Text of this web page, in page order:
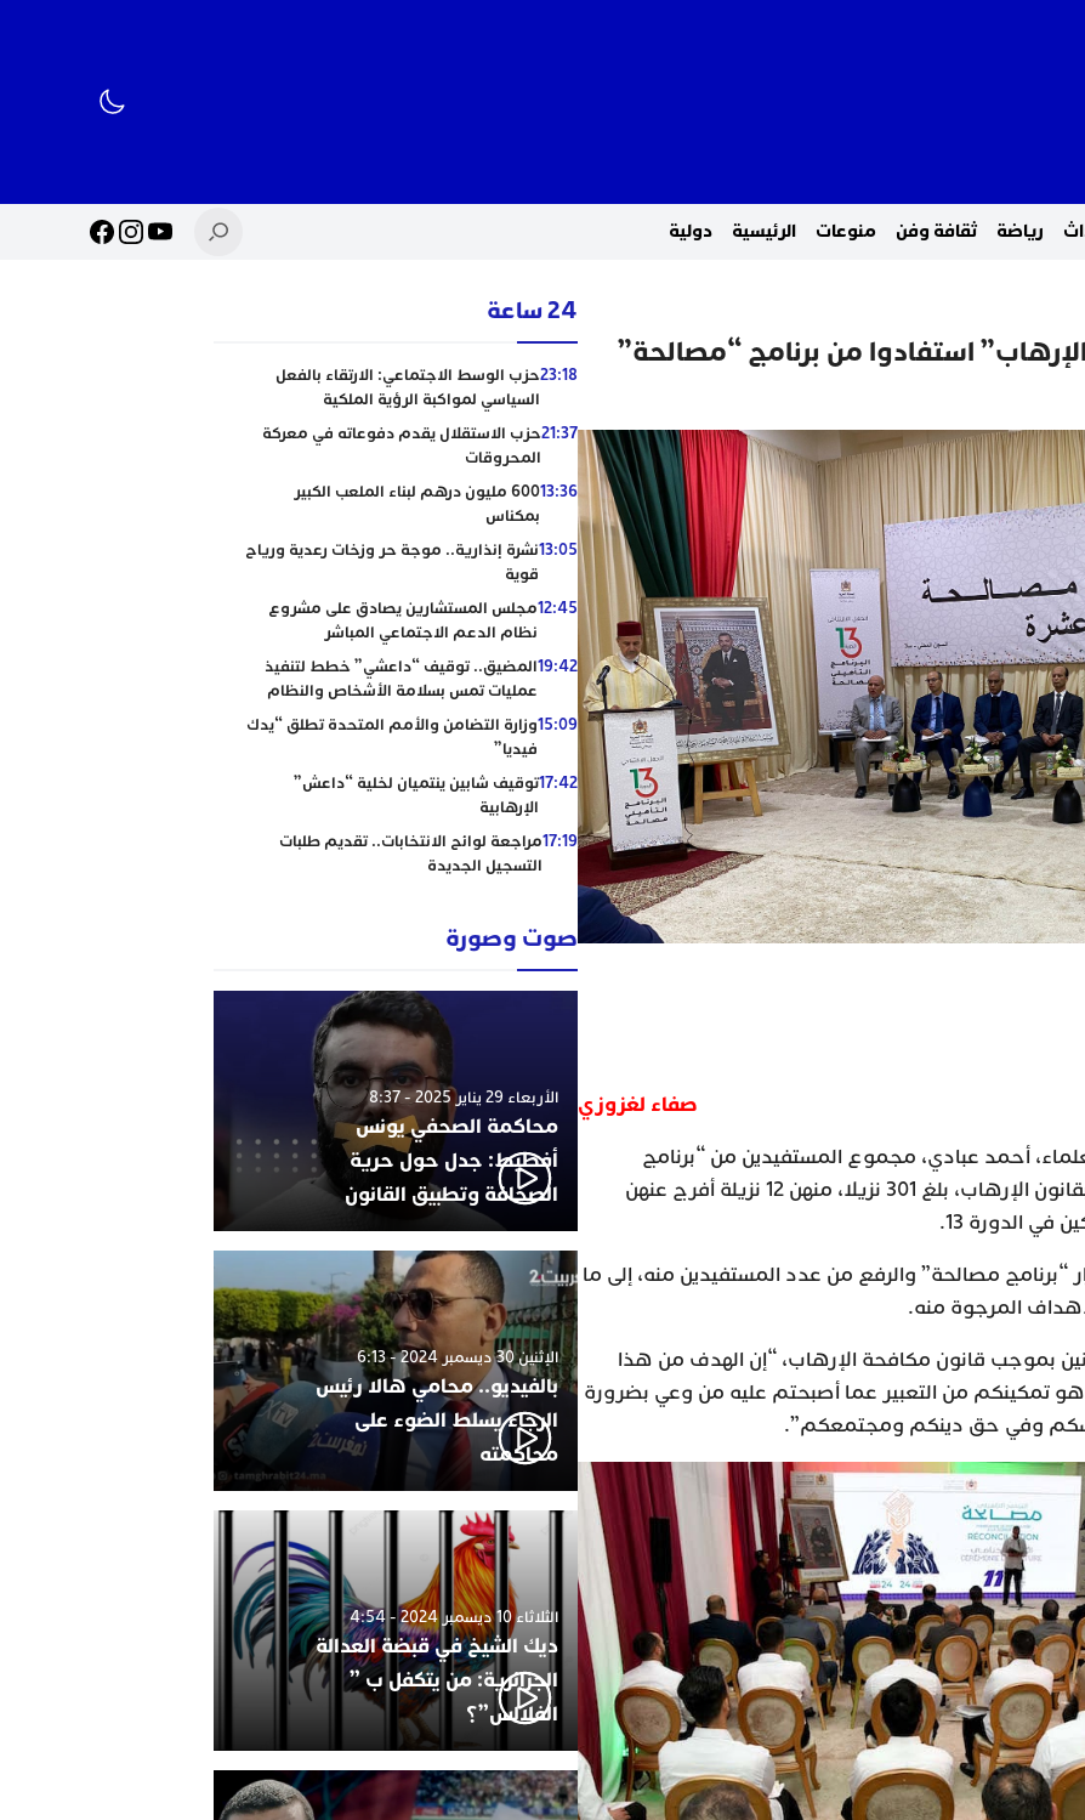
رياضة ثقافة وفن منوعات الرئيسية دولية
بـ”الإرهاب” استفادوا من برنامج “مصالحة”
صفاء لغزوزي
أحمد عبادي، مجموع المستفيدين من “برنامج
مصالحة” المخصص للمحكومين بقانون الإرهاب، بلغ 301 نزيلا، منهن 12 نزيلة أفرج عنهن
“برنامج مصالحة” والرفع من عدد المستفيدين منه، إلى ما
المرجوة منه.
بموجب قانون مكافحة الإرهاب، “إن الهدف من هذا
هو تمكينكم من التعبير عما أصبحتم عليه من وعي بضرورة
وفي حق دينكم ومجتمعكم”.
24 ساعة
23:18حزب الوسط الاجتماعي: الارتقاء بالفعل
السياسي لمواكبة الرؤية الملكية
21:37حزب الاستقلال يقدم دفوعاته في معركة
المحروقات
13:36
600 مليون درهم لبناء الملعب الكبير
بمكناس
13:05نشرة إنذارية.. موجة حر وزخات رعدية ورياح
قوية
12:45مجلس المستشارين يصادق على مشروع
نظام الدعم الاجتماعي المباشر
19:42المضيق.. توقيف “داعشي” خطط لتنفيذ
عمليات تمس بسلامة الأشخاص والنظام
15:09وزارة التضامن والأمم المتحدة تطلق “يدك
فيديا”
17:42توقيف شابين ينتميان لخلية “داعش”
الإرهابية
17:19مراجعة لوائح الانتخابات.. تقديم طلبات
التسجيل الجديدة
صوت وصورة
الأربعاء 29 يناير 2025 - 8:37
محاكمة الصحفي يونس
أفطيط: جدل حول حرية
الصحافة وتطبيق القانون
الإثنين 30 ديسمبر 2024 - 6:13
بالفيديو.. محامي هالا رئيس
الرجاء يسلط الضوء على
محاكمته
الثلاثاء 10 ديسمبر 2024 - 4:54
ديك الشيخ في قبضة العدالة
الجزائرية: من يتكفل ب ”
الفلالس”؟